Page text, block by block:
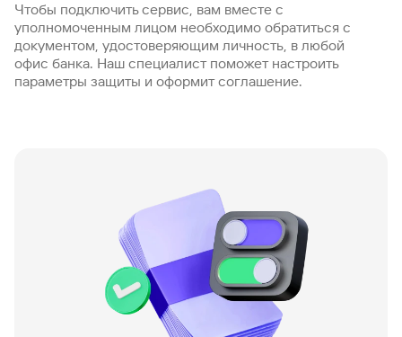
Чтобы подключить сервис, вам вместе с
уполномоченным лицом необходимо обратиться с
документом, удостоверяющим личность, в любой
офис банка. Наш специалист поможет настроить
параметры защиты и оформит соглашение.